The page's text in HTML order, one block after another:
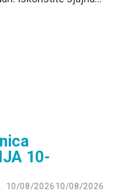
10-
10/08/2026 10/08/2026